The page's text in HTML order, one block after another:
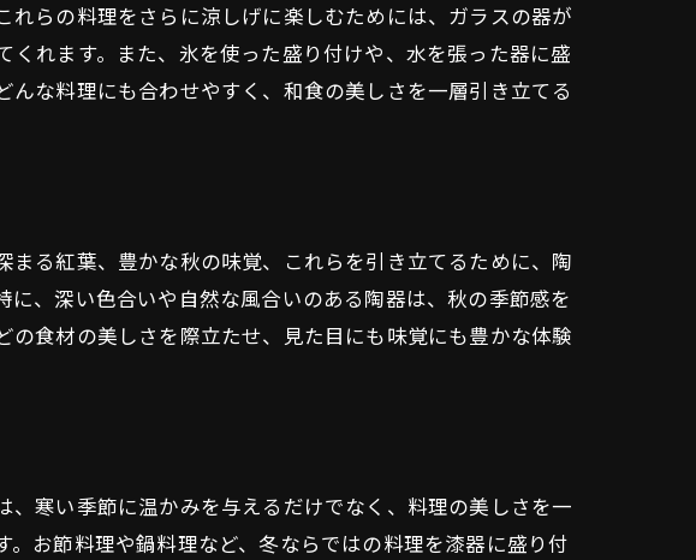
選び方
びのポイント
らの料理をさらに涼しげに楽しむためには、ガラスの器が
れます。また、氷を使った盛り付けや、水を張った器に盛
な料理にも合わせやすく、和食の美しさを一層引き立てる
る紅葉、豊かな秋の味覚、これらを引き立てるために、陶
、深い色合いや自然な風合いのある陶器は、秋の季節感を
食材の美しさを際立たせ、見た目にも味覚にも豊かな体験
寒い季節に温かみを与えるだけでなく、料理の美しさを一
お節料理や鍋料理など、冬ならではの料理を漆器に盛り付